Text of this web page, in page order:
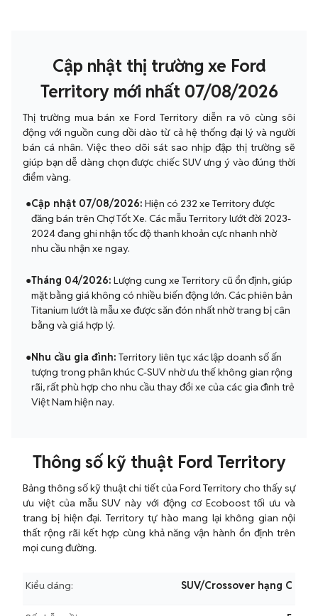
Cập nhật thị trường xe Ford
Territory mới nhất 07/08/2026
Thị trường mua bán xe Ford Territory diễn ra vô cùng sôi
động với nguồn cung dồi dào từ cả hệ thống đại lý và người
bán cá nhân. Việc theo dõi sát sao nhịp đập thị trường sẽ
giúp bạn dễ dàng chọn được chiếc SUV ưng ý vào đúng thời
điểm vàng.
●Cập nhật 07/08/2026: Hiện có 232 xe Territory được
đăng bán trên Chợ Tốt Xe. Các mẫu Territory lướt đời 2023-
2024 đang ghi nhận tốc độ thanh khoản cực nhanh nhờ
nhu cầu nhận xe ngay.
●Tháng 04/2026: Lượng cung xe Territory cũ ổn định, giúp
mặt bằng giá không có nhiều biến động lớn. Các phiên bản
Titanium lướt là mẫu xe được săn đón nhất nhờ trang bị cân
bằng và giá hợp lý.
●Nhu cầu gia đình: Territory liên tục xác lập doanh số ấn
tượng trong phân khúc C-SUV nhờ ưu thế không gian rộng
rãi, rất phù hợp cho nhu cầu thay đổi xe của các gia đình trẻ
Việt Nam hiện nay.
Thông số kỹ thuật Ford Territory
Bảng thông số kỹ thuật chi tiết của Ford Territory cho thấy sự
ưu việt của mẫu SUV này với động cơ Ecoboost tối ưu và
trang bị hiện đại. Territory tự hào mang lại không gian nội
thất rộng rãi kết hợp cùng khả năng vận hành ổn định trên
mọi cung đường.
Kiểu dáng: SUV/Crossover hạng C